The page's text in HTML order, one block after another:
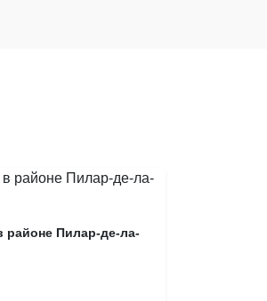
районе Пилар-де-ла-